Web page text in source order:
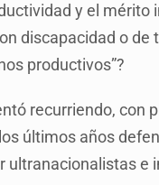
y el
discapacidad o
productivos”?
recurriendo, con
últimos años
ultranacionalistas e